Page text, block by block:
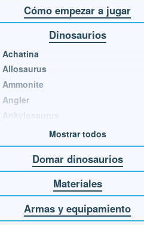
Cómo empezar a jugar
Dinosaurios
Achatina
Allosaurus
Ammonite
Angler
Ankylosaurus
Mostrar todos
Domar dinosaurios
Materiales
Armas y equipamiento